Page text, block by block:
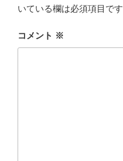
いている欄は必須項目です
コメント ※